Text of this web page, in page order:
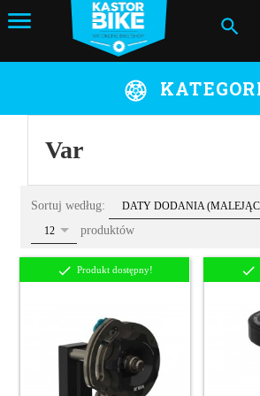
Var
Sortuj według: sortDATY DODANIA
pop12 produktów
Produkt dostępny!